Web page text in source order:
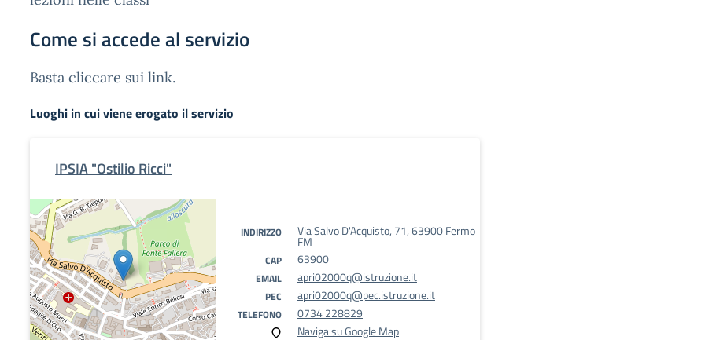
Come si accede al servizio
Basta cliccare sui link.
Luoghi in cui viene erogato il servizio
IPSIA "Ostilio Ricci"
INDIRIZZO Via Salvo D'Acquisto, 71, 63900 Fermo
FM
CAP 63900
EMAIL apri02000q@istruzione.it
PEC apri02000q@pec.istruzione.it
TELEFONO
0734 228829
Naviga su Google Map